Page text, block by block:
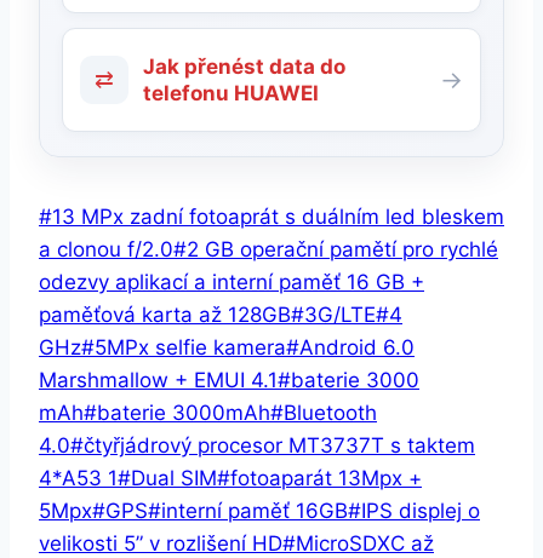
⇄
Jak přenést data do
telefonu HUAWEI
→
Štítky
příspěvků:
#13 MPx zadní fotoaprát s duálním led bleskem
a clonou f/2.0#2 GB operační pamětí pro rychlé
odezvy aplikací a interní paměť 16 GB +
paměťová karta až 128GB#3G/LTE#4
GHz#5MPx selfie kamera#Android 6.0
Marshmallow + EMUI 4.1#baterie 3000
mAh#baterie 3000mAh#Bluetooth
4.0#čtyřjádrový procesor MT3737T s taktem
4*A53 1#Dual SIM#fotoaparát 13Mpx +
5Mpx#GPS#interní paměť 16GB#IPS displej o
velikosti 5” v rozlišení HD#MicroSDXC až